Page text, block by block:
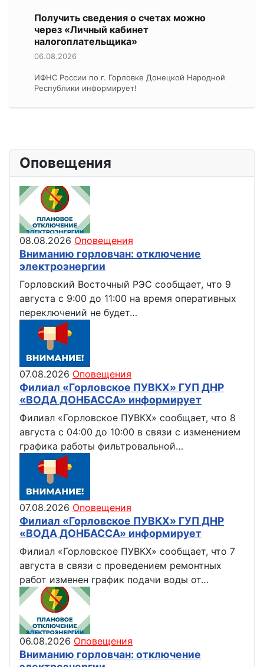
Получить сведения о счетах можно
через «Личный кабинет
налогоплательщика»
06.08.2026
ИФНС России по г. Горловке Донецкой Народной
Республики информирует!
Оповещения
08.08.2026 Оповещения
Вниманию горловчан: отключение
электроэнергии
Горловский Восточный РЭС сообщает, что 9
августа с 9:00 до 11:00 на время оперативных
переключений не будет…
07.08.2026 Оповещения
Филиал «Горловское ПУВКХ» ГУП ДНР
«ВОДА ДОНБАССА» информирует
Филиал «Горловское ПУВКХ» сообщает, что 8
августа с 04:00 до 10:00 в связи с изменением
графика работы фильтровальной…
07.08.2026 Оповещения
Филиал «Горловское ПУВКХ» ГУП ДНР
«ВОДА ДОНБАССА» информирует
Филиал «Горловское ПУВКХ» сообщает, что 7
августа в связи с проведением ремонтных
работ изменен график подачи воды от…
06.08.2026 Оповещения
Вниманию горловчан: отключение